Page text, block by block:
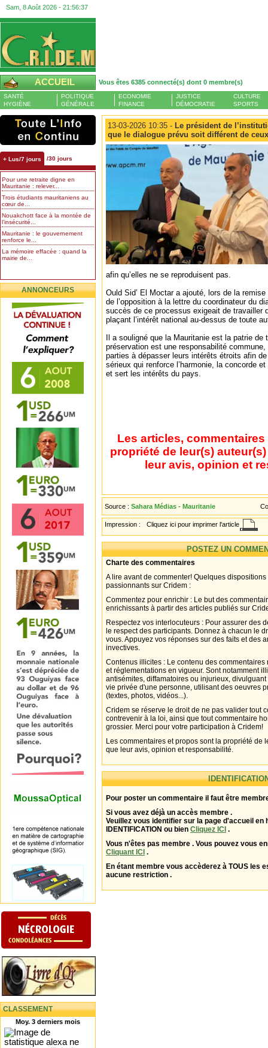
Sam, 8 Août 2026 - 21:56:38
ACCUEIL Vous êtes 6385 connecté(s) dont 0 membre(s)
SANTÉ
HYGIÈNE
POLITIQUE
GÉNÉRALE
ECONOMIE
FINANCE
JUSTICE
DÉMOCRATIE
CULTURE
SPORTS
+ Lus/7 jours /30 jours
Pour une retraite digne en
Mauritanie : relever...
Trois étudiants mauritaniens au
cœur de...
Nouakchott face à la montée de
l’insécurité...
Mauritanie : le gouvernement
renforce le...
La mémoire effacée : quand la
mairie de...
ANNONCEURS
CLASSEMENT
Moy. 3 derniers mois
13-03-2026 10:35 - Le président de
que le dialogue prévu soit différent de
afin qu’elles ne se reproduisent pas.
Ould Sid’ El Moctar a ajouté, lors de la
de l’opposition à la lettre du coordinateur du
succès de ce processus exigeait de travailler
plaçant l’intérêt national au-dessus de toute
Il a souligné que la Mauritanie est la patrie
préservation est une responsabilité
parties à dépasser leurs intérêts étroits afin
sérieux qui renforce l’harmonie, la concorde
et sert les intérêts du pays.
Les articles,
propriété de leur(s)
leur avis, opinion et
Source : Sahara Médias - Mauritanie
Impression : Cliquez ici pour imprimer l'article
POSTEZ UN
Charte des commentaires
A lire avant de commenter! Quelques
passionnants sur Cridem :
Commentez pour enrichir : Le but des
enrichissants à partir des articles publiés sur
Respectez vos interlocuteurs : Pour assurer des
le respect des participants. Donnez à chacun le
vous. Appuyez vos réponses sur des faits et des
invectives.
Contenus illicites : Le contenu des
et réglementations en vigueur. Sont notamment
antisémites, diffamatoires ou injurieux,
vie privée d'une personne, utilisant des oeuvres
(textes, photos, vidéos...).
Cridem se réserve le droit de ne pas valider tout
contrevenir à la loi, ainsi que tout commentaire
grossier. Merci pour votre participation à Cridem!
Les commentaires et propos sont la propriété de
que leur avis, opinion et responsabilité.
Pour poster un commentaire il faut être
Si vous avez déjà un accès membre .
Veuillez vous identifier sur la page d'accueil en
IDENTIFICATION ou bien Cliquez ICI .
Vous n'êtes pas membre . Vous pouvez vous
Cliquant ICI .
En étant membre vous accèderez à TOUS les
aucune restriction .